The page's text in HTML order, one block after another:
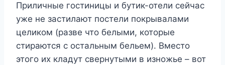
Приличные гостиницы и бутик-отели сейчас
уже не застилают постели покрывалами
целиком (разве что белыми, которые
стираются с остальным бельем). Вместо
этого их кладут свернутыми в изножье – вот